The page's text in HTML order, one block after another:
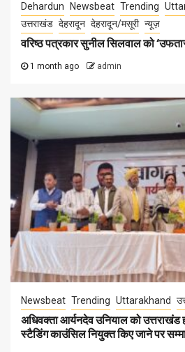
Dehardun Newsbeat Trending
उत्तराखंड देहरादून देहरादून/मसूरी न्यूज़
वरिष्ठ पत्रकार सुनील सिलवाल को
1 month ago admin
Newsbeat Trending Uttarakhand
अधिवक्ता आर्यनदेव उनियाल को उत्तराखंड
स्टैडिंग काउंसिल नियुक्त किए जाने पर